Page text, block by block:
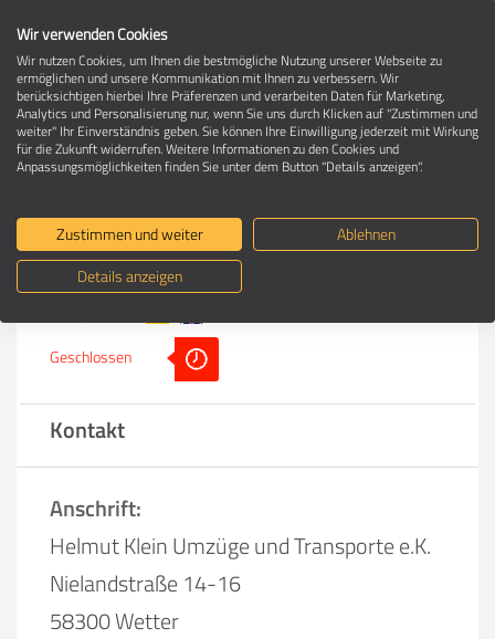
Umzugsfirma in 58300 Wetter
Helmut Klein Umzüge und Transporte
e.K.
Geschlossen
Kontakt
Anschrift:
Helmut Klein Umzüge und Transporte e.K.
Nielandstraße 14-16
58300 Wetter
Wir verwenden Cookies
Wir nutzen Cookies, um Ihnen die bestmögliche Nutzung unserer Webseite zu
ermöglichen und unsere Kommunikation mit Ihnen zu verbessern. Wir
berücksichtigen hierbei Ihre Präferenzen und verarbeiten Daten für Marketing,
Analytics und Personalisierung nur, wenn Sie uns durch Klicken auf "Zustimmen und
weiter" Ihr Einverständnis geben. Sie können Ihre Einwilligung jederzeit mit Wirkung
für die Zukunft widerrufen. Weitere Informationen zu den Cookies und
Anpassungsmöglichkeiten finden Sie unter dem Button "Details anzeigen".
Zustimmen und weiter
Ablehnen
Details anzeigen